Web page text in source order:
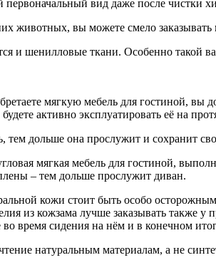
вид даже после чистки
животных, вы можете смело заказывать
и шенилловые ткани. Особенно такой
мягкую мебель для гостиной, вы
активно эксплуатировать её на
тем дольше она прослужит и сохранит
мягкая мебель для гостиной,
– тем дольше прослужит диван.
кожи стоит быть особо
из кожзама лучше заказывать также
время сидения на нём и в конечном
натуральным материалам, а не